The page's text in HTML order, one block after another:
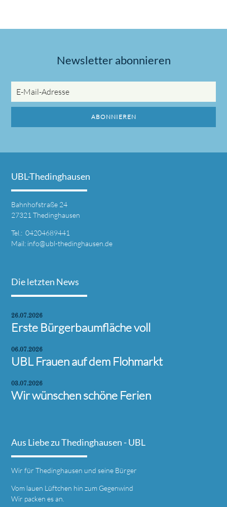
Newsletter abonnieren
Mail-
Adresse
ABONNIEREN
UBL-Thedinghausen
Bahnhofstraße 24
27321 Thedinghausen
Tel.: 04204689441
Mail: info@ubl-thedinghausen.de
Die letzten News
26.07.2026
Erste Bürgerbaumfläche voll
06.07.2026
UBL Frauen auf dem Flohmarkt
03.07.2026
Wir wünschen schöne Ferien
Aus Liebe zu Thedinghausen - UBL
Wir für Thedinghausen und seine Bürger
Vom lauen Lüftchen hin zum Gegenwind
Wir packen es an.